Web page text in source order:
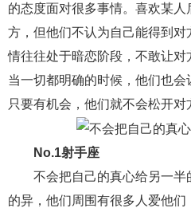
经营婚姻 婚姻修复
备孕 产后恢复 减肥
产妇食谱 同性恋
的态度面对很多事情。喜欢某
方，但他们不认为自己能得到
情往往处于暗恋阶段，不敢让对
当一切都明确的时候，他们也会
只要有机会，他们就不会松开对
No.1射手座
不会把自己的真心给另一半
的异，他们周围有很多人爱他